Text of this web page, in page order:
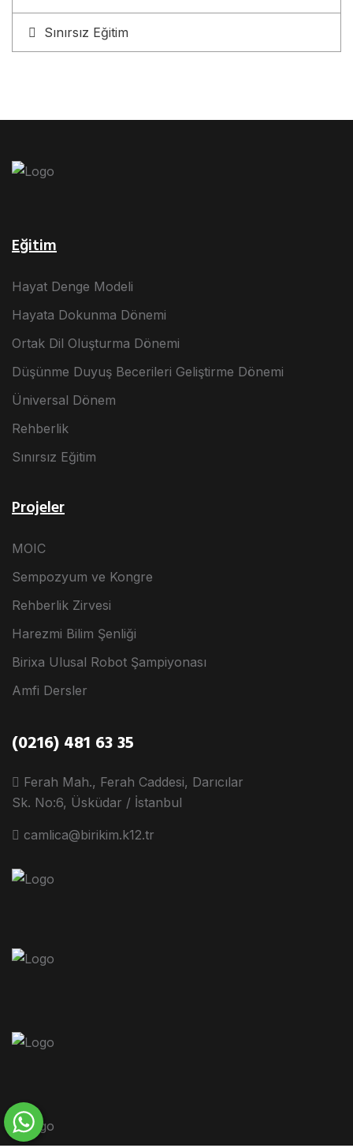
Sınırsız Eğitim
Eğitim
Hayat Denge Modeli
Hayata Dokunma Dönemi
Ortak Dil Oluşturma Dönemi
Düşünme Duyuş Becerileri Geliştirme Dönemi
Üniversal Dönem
Rehberlik
Sınırsız Eğitim
Projeler
MOIC
Sempozyum ve Kongre
Rehberlik Zirvesi
Harezmi Bilim Şenliği
Birixa Ulusal Robot Şampiyonası
Amfi Dersler
(0216) 481 63 35
Ferah Mah., Ferah Caddesi, Darıcılar
Sk. No:6, Üsküdar / İstanbul
camlica@birikim.k12.tr